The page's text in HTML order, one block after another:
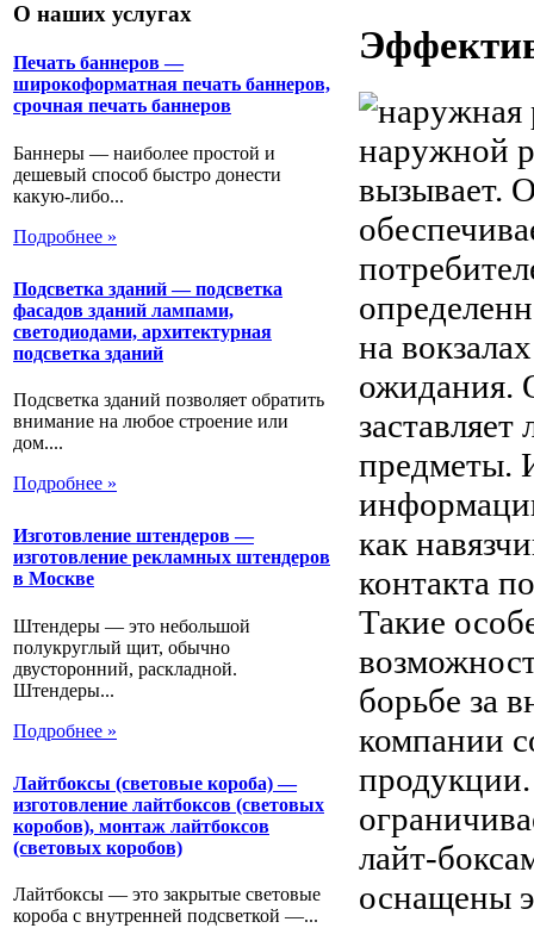
О наших услугах
Печать баннеров —
широкоформатная печать баннеров,
срочная печать баннеров
Баннеры — наиболее простой и
дешевый способ быстро донести
какую-либо...
Подробнее »
Подсветка зданий — подсветка
фасадов зданий лампами,
светодиодами, архитектурная
подсветка зданий
Подсветка зданий позволяет обратить
внимание на любое строение или
дом....
Подробнее »
Изготовление штендеров —
изготовление рекламных штендеров
в Москве
Штендеры — это небольшой
полукруглый щит, обычно
двусторонний, раскладной.
Штендеры...
Подробнее »
Лайтбоксы (световые короба) —
изготовление лайтбоксов (световых
коробов), монтаж лайтбоксов
(световых коробов)
Лайтбоксы — это закрытые световые
короба с внутренней подсветкой —...
наружной
вызывает.
на
ожидания.
предметы.
как
контакта
Такие
борьбе за
компании
лайт-
оснащены